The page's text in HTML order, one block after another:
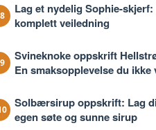
Lag et nydelig Sophie-skjerf:
komplett veiledning
Svineknoke oppskrift
En smaksopplevelse du ikke
Solbærsirup oppskrift: Lag
egen søte og sunne sirup